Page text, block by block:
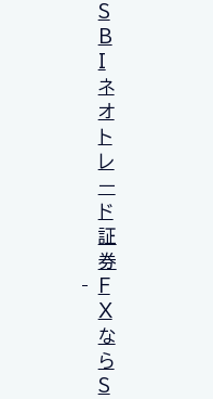
S
B
I
ネ
オ
ト
レ
ー
ド
証
券
F
X
な
ら
S